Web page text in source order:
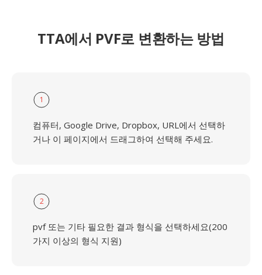
TTA에서 PVF로 변환하는 방법
1
컴퓨터, Google Drive, Dropbox, URL에서 선택하
거나 이 페이지에서 드래그하여 선택해 주세요.
2
pvf 또는 기타 필요한 결과 형식을 선택하세요(200
가지 이상의 형식 지원)